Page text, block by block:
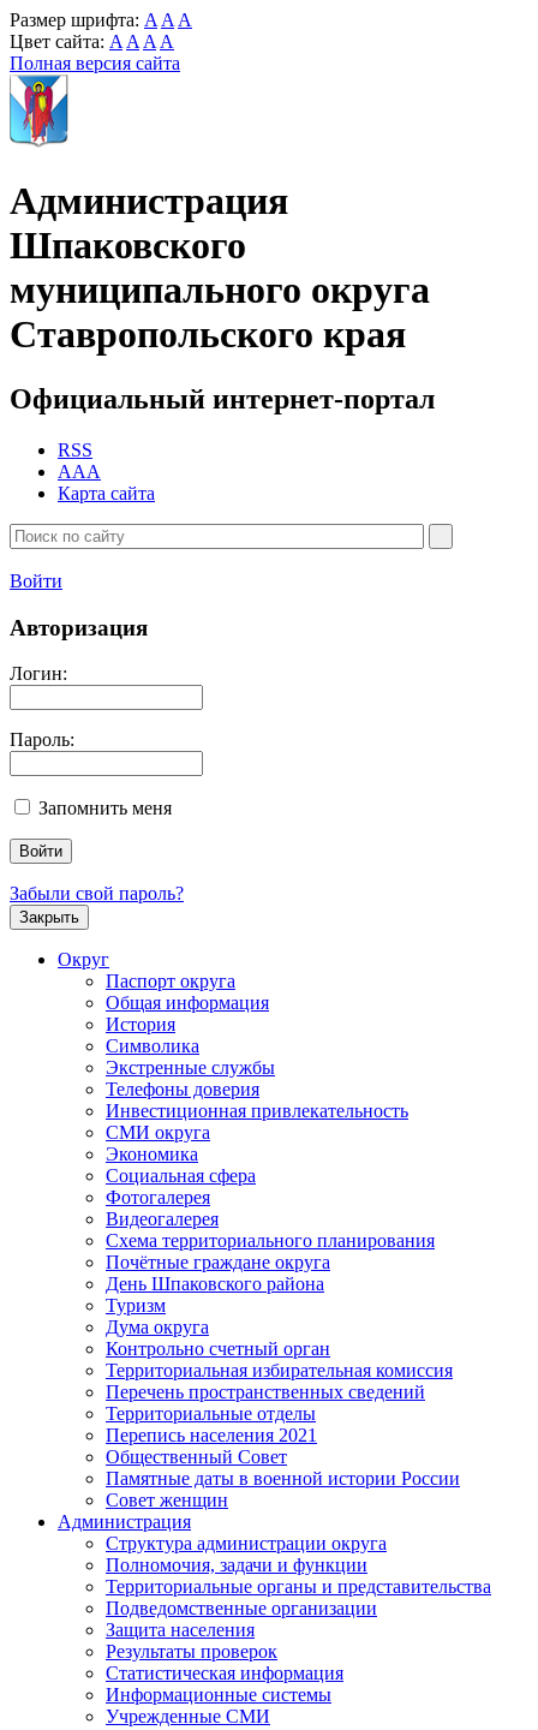
Размер шрифта: A A A
Цвет сайта: A A A A
Полная версия сайта
Администрация
Шпаковского
муниципального округа
Ставропольского края
Официальный интернет-портал
RSS
AAA
Карта сайта
Войти
Авторизация
Логин:
Пароль:
Запомнить меня
Забыли свой пароль?
Закрыть
Округ
Паспорт округа
Общая информация
История
Символика
Экстренные службы
Телефоны доверия
Инвестиционная привлекательность
СМИ округа
Экономика
Социальная сфера
Фотогалерея
Видеогалерея
Схема территориального планирования
Почётные граждане округа
День Шпаковского района
Туризм
Дума округа
Контрольно счетный орган
Территориальная избирательная комиссия
Перечень пространственных сведений
Территориальные отделы
Перепись населения 2021
Общественный Совет
Памятные даты в военной истории России
Совет женщин
Администрация
Структура администрации округа
Полномочия, задачи и функции
Территориальные органы и представительства
Подведомственные организации
Защита населения
Результаты проверок
Статистическая информация
Информационные системы
Учрежденные СМИ